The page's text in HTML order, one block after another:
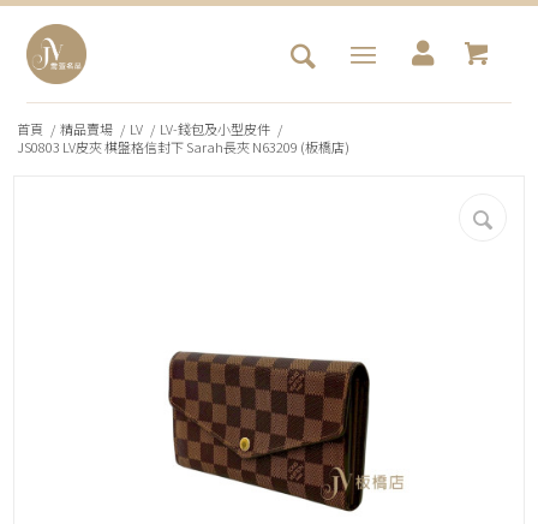
首頁 / 精品賣場 / LV / LV-錢包及小型皮件 /
JS0803 LV皮夾 棋盤格信封下 Sarah長夾 N63209 (板橋店)